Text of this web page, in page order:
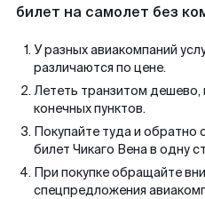
билет на самолет без
У разных авиакомпаний
различаются по цене.
Лететь транзитом дешево,
конечных пунктов.
Покупайте туда и обратно
билет Чикаго Вена в одну
При покупке обращайте
спецпредложения